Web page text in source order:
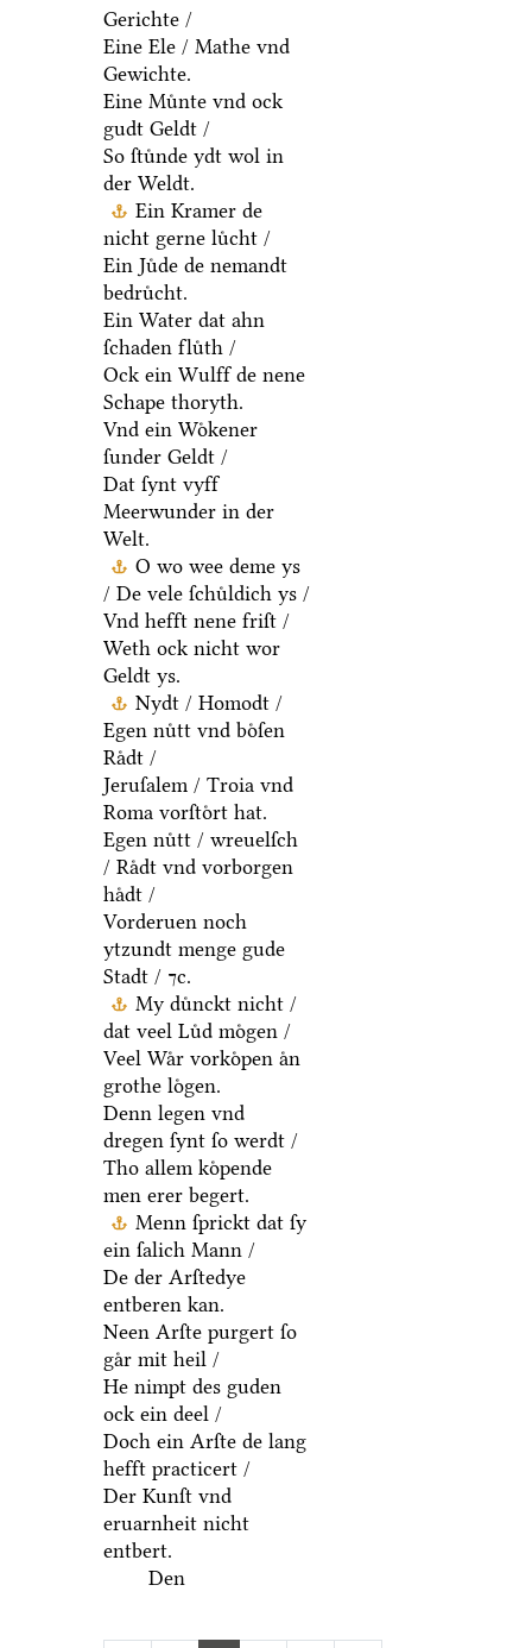
Gerichte /
Eine Ele / Mathe vnd
Gewichte.
Eine Muͤnte vnd ock
gudt Geldt /
So ſtuͤnde ydt wol in
der Weldt.
Ein Kramer de
nicht gerne luͤcht /
Ein Juͤde de nemandt
bedruͤcht.
Ein Water dat ahn
ſchaden fluͤth /
Ock ein Wulff de nene
Schape thoryth.
Vnd ein Woͤkener
ſunder Geldt /
Dat ſynt vyff
Meerwunder in der
Welt.
O wo wee deme ys
/ De vele ſchuͤldich ys /
Vnd hefft nene friſt /
Weth ock nicht wor
Geldt ys.
Nydt / Homodt /
Egen nuͤtt vnd boͤſen
Raͤdt /
Jeruſalem / Troia vnd
Roma vorſtoͤrt hat.
Egen nuͤtt / wreuelſch
/ Raͤdt vnd vorborgen
haͤdt /
Vorderuen noch
ytzundt menge gude
Stadt / ⁊c.
My duͤnckt nicht /
dat veel Luͤd moͤgen /
Veel Waͤr vorkoͤpen aͤn
grothe loͤgen.
Denn legen vnd
dregen ſynt ſo werdt /
Tho allem koͤpende
men erer begert.
Menn ſprickt dat ſy
ein ſalich Mann /
De der Arſtedye
entberen kan.
Neen Arſte purgert ſo
gaͤr mit heil /
He nimpt des guden
ock ein deel /
Doch ein Arſte de lang
hefft practicert /
Der Kunſt vnd
eruarnheit nicht
entbert.
Den